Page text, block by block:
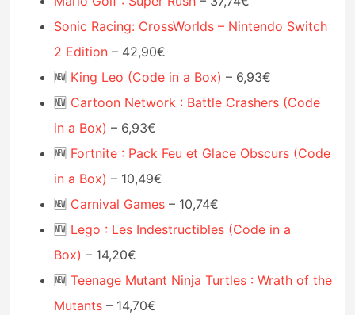
Sonic Racing: CrossWorlds – Nintendo Switch
2 Edition – 42,90€
🆕 King Leo (Code in a Box) – 6,93€
🆕 Cartoon Network : Battle Crashers (Code
in a Box) – 6,93€
🆕 Fortnite : Pack Feu et Glace Obscurs (Code
in a Box) – 10,49€
🆕 Carnival Games – 10,74€
🆕 Lego : Les Indestructibles (Code in a
Box) – 14,20€
🆕Teenage Mutant Ninja Turtles : Wrath of the
Mutants – 14,70€